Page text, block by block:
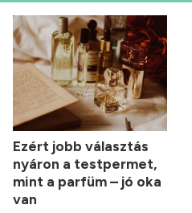
Ezért jobb választás
nyáron a testpermet,
mint a parfüm – jó oka
van